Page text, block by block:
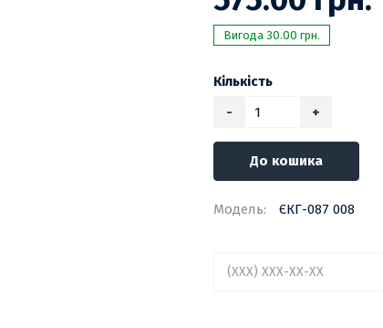
Вигода 30.00 грн.
Кількість
-
+
До кошика
Модель: ЄКГ-087 008